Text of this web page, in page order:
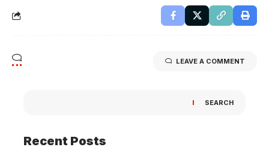
LEAVE A COMMENT
SEARCH
Recent Posts